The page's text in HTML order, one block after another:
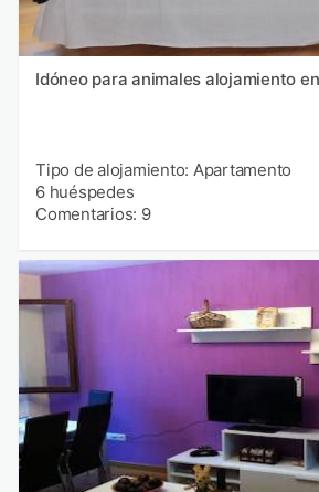
Idóneo para animales alojamiento
Tipo de alojamiento: Apartamento
6 huéspedes
Comentarios: 9